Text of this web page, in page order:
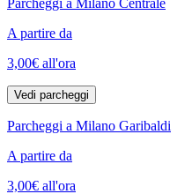
A partire da
3,00€ all'ora
Vedi parcheggi
Parcheggi a Milano Garibaldi
A partire da
3,00€ all'ora